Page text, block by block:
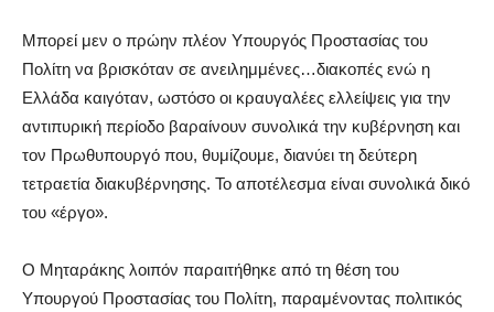
Μπορεί μεν ο πρώην πλέον Υπουργός Προστασίας του
Πολίτη να βρισκόταν σε ανειλημμένες…διακοπές ενώ η
Ελλάδα καιγόταν, ωστόσο οι κραυγαλέες ελλείψεις για την
αντιπυρική περίοδο βαραίνουν συνολικά την κυβέρνηση και
τον Πρωθυπουργό που, θυμίζουμε, διανύει τη δεύτερη
τετραετία διακυβέρνησης. Το αποτέλεσμα είναι συνολικά δικό
του «έργο».
Ο Μηταράκης λοιπόν παραιτήθηκε από τη θέση του
Υπουργού Προστασίας του Πολίτη, παραμένοντας πολιτικός